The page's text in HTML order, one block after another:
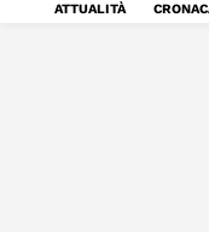
ATTUALITÀ